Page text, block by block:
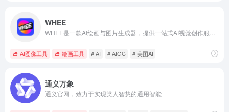
WHEE
AI图像工具 绘画工具 # AI # AIGC # 美图AI
通义万象
通义官网，致力于实现类人智慧的通用智能